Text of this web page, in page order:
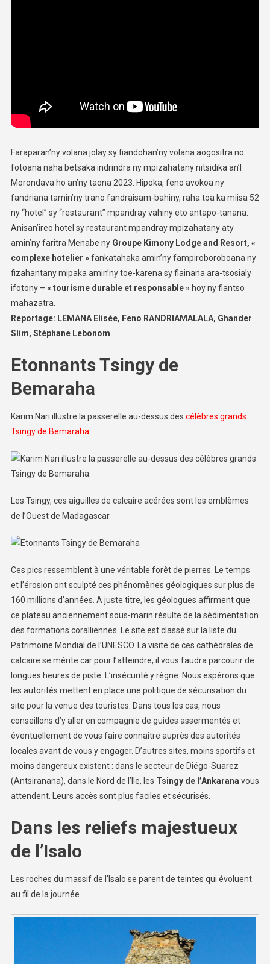
Faraparan’ny volana jolay sy fiandohan’ny volana aogositra no
fotoana naha betsaka indrindra ny mpizahatany nitsidika an’I
Morondava ho an’ny taona 2023. Hipoka, feno avokoa ny
fandriana tamin’ny trano fandraisam-bahiny, raha toa ka miisa 52
ny “hotel” sy “restaurant” mpandray vahiny eto antapo-tanana.
Anisan’ireo hotel sy restaurant mpandray mpizahatany aty
amin’ny faritra Menabe ny Groupe Kimony Lodge and Resort, «
complexe hotelier »fankatahaka amin’ny fampiroboroboana ny
fizahantany mipaka amin’ny toe-karena sy fiainana ara-tsosialy
ifotony – « tourisme durable et responsable »hoy ny fiantso
mahazatra.
Reportage: LEMANA Elisée, Feno RANDRIAMALALA, Ghander
Slim, Stéphane Lebonom
Etonnants Tsingy de
Bemaraha
Karim Nari illustre la passerelle au-dessus des célèbres grands
Tsingy de Bemaraha
Les Tsingy, ces aiguilles de calcaire acérées sont les emblèmes
de l’Ouest de Madagascar.
Ces pics ressemblent à une véritable forêt de pierres. Le temps
et l’érosion ont sculpté ces phénomènes géologiques sur plus de
160 millions d’années. A juste titre, les géologues affirment que
ce plateau anciennement sous-marin résulte de la sédimentation
des formations coralliennes. Le site est classé sur la liste du
Patrimoine Mondial de l’UNESCO. La visite de ces cathédrales de
calcaire se mérite car pour l’atteindre, il vous faudra parcourir de
longues heures de piste. L’insécurité y règne. Nous espérons que
les autorités mettent en place une politique de sécurisation du
site pour la venue des touristes. Dans tous les cas, nous
conseillons d’y aller en compagnie de guides assermentés et
éventuellement de vous faire connaître auprès des autorités
locales avant de vous y engager. D’autres sites, moins sportifs et
moins dangereux existent : dans le secteur de Diégo-Suarez
(Antsiranana), dans le Nord de l’Ile, les Tsingy de l’Ankarana vous
attendent. Leurs accès sont plus faciles et sécurisés.
Dans les reliefs majestueux
de l’Isalo
Les roches du massif de l’Isalo se parent de teintes qui évoluent
au fil de la journée.